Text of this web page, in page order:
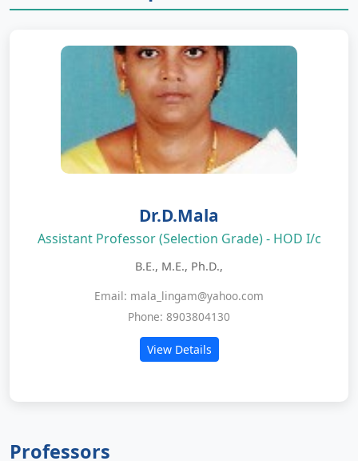
Dr.D.Mala
Assistant Professor (Selection Grade) - HOD I/c
B.E., M.E., Ph.D.,
Email: mala_lingam@yahoo.com
Phone: 8903804130
View Details
Professors